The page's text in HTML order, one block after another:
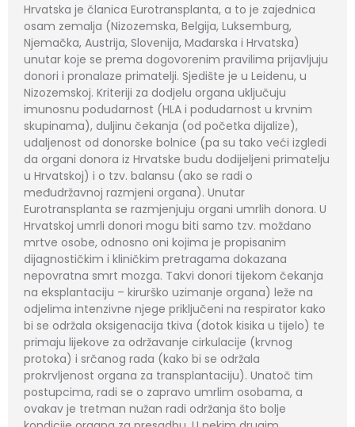
Hrvatska je članica Eurotransplanta, a to je zajednica
osam zemalja (Nizozemska, Belgija, Luksemburg,
Njemačka, Austrija, Slovenija, Mađarska i Hrvatska)
unutar koje se prema dogovorenim pravilima prijavljuju
donori i pronalaze primatelji. Sjedište je u Leidenu, u
Nizozemskoj. Kriteriji za dodjelu organa uključuju
imunosnu podudarnost (HLA i podudarnost u krvnim
skupinama), duljinu čekanja (od početka dijalize),
udaljenost od donorske bolnice (pa su tako veći izgledi
da organi donora iz Hrvatske budu dodijeljeni primatelju
u Hrvatskoj) i o tzv. balansu (ako se radi o
međudržavnoj razmjeni organa). Unutar
Eurotransplanta se razmjenjuju organi umrlih donora. U
Hrvatskoj umrli donori mogu biti samo tzv. moždano
mrtve osobe, odnosno oni kojima je propisanim
dijagnostičkim i kliničkim pretragama dokazana
nepovratna smrt mozga. Takvi donori tijekom čekanja
na eksplantaciju – kirurško uzimanje organa) leže na
odjelima intenzivne njege priključeni na respirator kako
bi se održala oksigenacija tkiva (dotok kisika u tijelo) te
primaju lijekove za održavanje cirkulacije (krvnog
protoka) i srčanog rada (kako bi se održala
prokrvljenost organa za transplantaciju). Unatoč tim
postupcima, radi se o zapravo umrlim osobama, a
ovakav je tretman nužan radi održanja što bolje